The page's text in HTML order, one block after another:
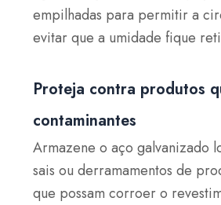
empilhadas para permitir a
evitar que a umidade fique
Proteja contra produtos
contaminantes
Armazene o aço galvanizado
sais ou derramamentos de
que possam corroer o